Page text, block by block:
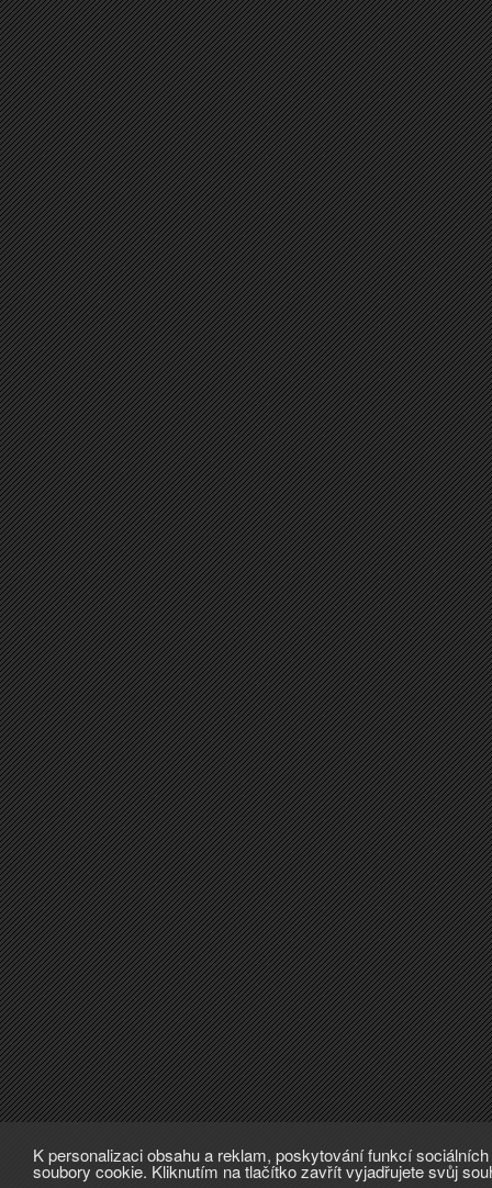
K personalizaci obsahu a reklam, poskytování funkcí
soubory cookie. Kliknutím na tlačítko zavřít vyjadřujete svůj